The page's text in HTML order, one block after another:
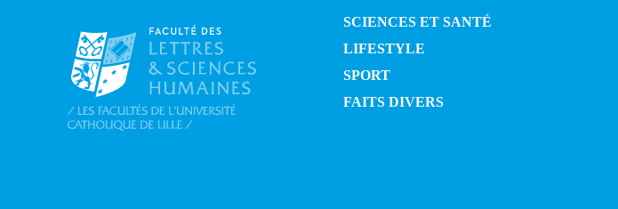
SCIENCES ET SANTÉ
LIFESTYLE
SPORT
FAITS DIVERS